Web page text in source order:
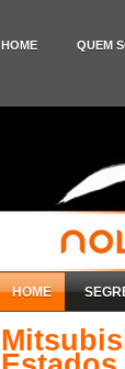
HOME QUEM
HOME